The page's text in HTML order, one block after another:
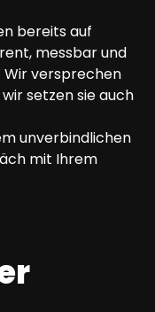
bereits auf
messbar und
Wir versprechen
setzen sie auch
unverbindlichen
mit Ihrem